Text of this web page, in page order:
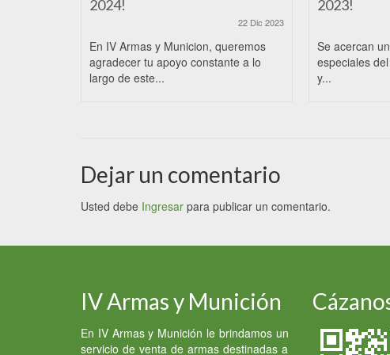
2024!
22 Dic 2023
En IV Armas y Municion, queremos
agradecer tu apoyo constante a lo
largo de este...
2023!
Se acercan
especiales
y...
Dejar un comentario
Usted debe Ingresar para publicar un comentario.
IV Armas y Munición
En IV Armas y Munición le brindamos un
servicio de venta de armas destinadas a